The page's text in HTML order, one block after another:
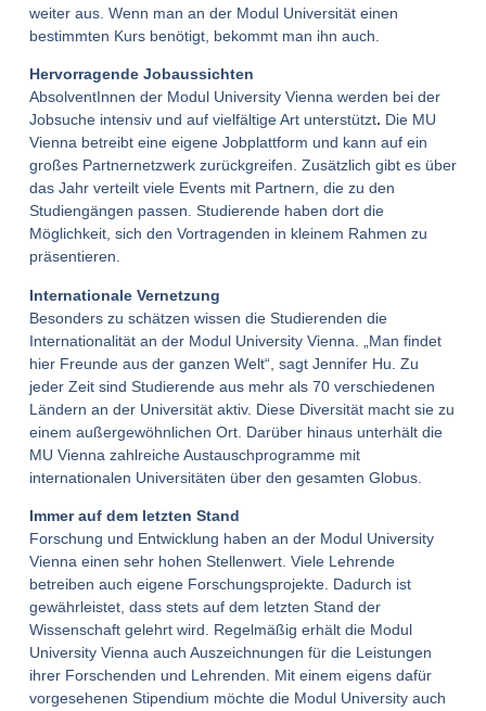
weiter aus. Wenn man an der Modul Universität einen
bestimmten Kurs benötigt, bekommt man ihn auch.
Hervorragende Jobaussichten
AbsolventInnen der Modul University Vienna werden bei der
Jobsuche intensiv und auf vielfältige Art unterstützt. Die MU
Vienna betreibt eine eigene Jobplattform und kann auf ein
großes Partnernetzwerk zurückgreifen. Zusätzlich gibt es über
das Jahr verteilt viele Events mit Partnern, die zu den
Studiengängen passen. Studierende haben dort die
Möglichkeit, sich den Vortragenden in kleinem Rahmen zu
präsentieren.
Internationale Vernetzung
Besonders zu schätzen wissen die Studierenden die
Internationalität an der Modul University Vienna. „Man findet
hier Freunde aus der ganzen Welt“, sagt Jennifer Hu. Zu
jeder Zeit sind Studierende aus mehr als 70 verschiedenen
Ländern an der Universität aktiv. Diese Diversität macht sie zu
einem außergewöhnlichen Ort. Darüber hinaus unterhält die
MU Vienna zahlreiche Austauschprogramme mit
internationalen Universitäten über den gesamten Globus.
Immer auf dem letzten Stand
Forschung und Entwicklung haben an der Modul University
Vienna einen sehr hohen Stellenwert. Viele Lehrende
betreiben auch eigene Forschungsprojekte. Dadurch ist
gewährleistet, dass stets auf dem letzten Stand der
Wissenschaft gelehrt wird. Regelmäßig erhält die Modul
University Vienna auch Auszeichnungen für die Leistungen
ihrer Forschenden und Lehrenden. Mit einem eigens dafür
vorgesehenen Stipendium möchte die Modul University auch